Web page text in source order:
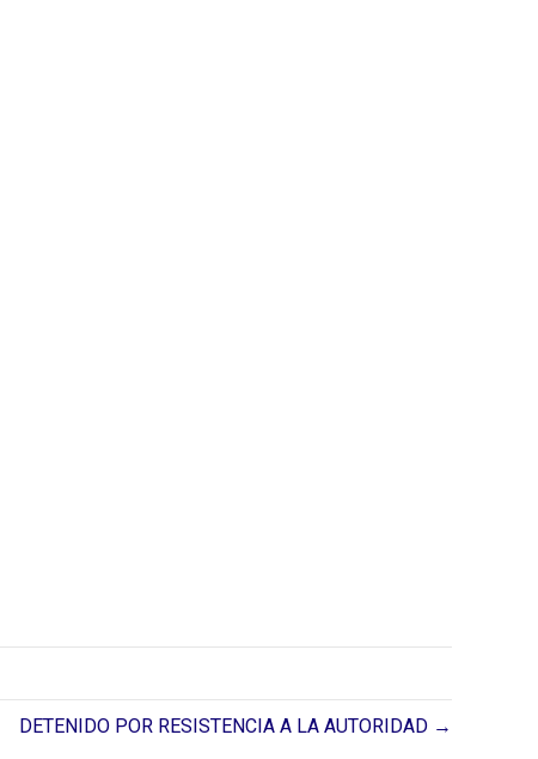
DETENIDO POR RESISTENCIA A LA AUTORIDAD →